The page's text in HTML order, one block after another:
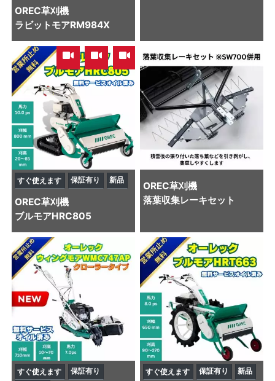
OREC草刈機
ラビットモアRM984X
, ,
すぐ使えます 保証有り 新品
OREC草刈機
ブルモアHRC805
OREC草刈機
落葉収集レーキセット
すぐ使えます
保証有り
すぐ使えます 保証有り 新品